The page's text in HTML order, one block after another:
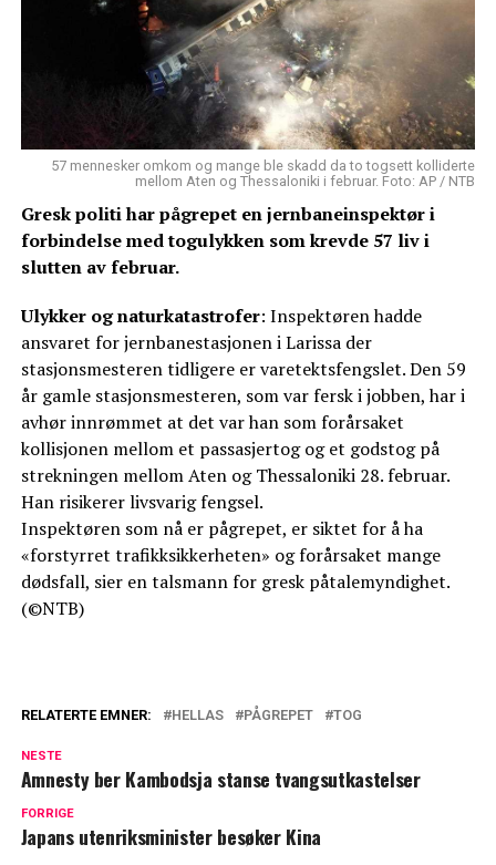
57 mennesker omkom og mange ble skadd da to togsett kolliderte
mellom Aten og Thessaloniki i februar. Foto: AP / NTB
Gresk politi har pågrepet en jernbaneinspektør i
forbindelse med togulykken som krevde 57 liv i
slutten av februar.
Ulykker og naturkatastrofer: Inspektøren hadde
ansvaret for jernbanestasjonen i Larissa der
stasjonsmesteren tidligere er varetektsfengslet. Den 59
år gamle stasjonsmesteren, som var fersk i jobben, har i
avhør innrømmet at det var han som forårsaket
kollisjonen mellom et passasjertog og et godstog på
strekningen mellom Aten og Thessaloniki 28. februar.
Han risikerer livsvarig fengsel.
Inspektøren som nå er pågrepet, er siktet for å ha
«forstyrret trafikksikkerheten» og forårsaket mange
dødsfall, sier en talsmann for gresk påtalemyndighet.
(©NTB)
RELATERTE EMNER: HELLAS PÅGREPET TOG
NESTE
Amnesty ber Kambodsja stanse tvangsutkastelser
FORRIGE
Japans utenriksminister besøker Kina